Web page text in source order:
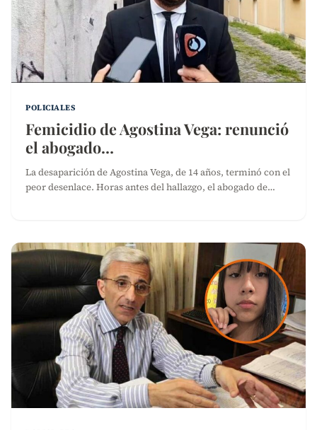
POLICIALES
Femicidio de Agostina Vega: renunció
el abogado…
La desaparición de Agostina Vega, de 14 años, terminó con el
peor desenlace. Horas antes del hallazgo, el abogado de…